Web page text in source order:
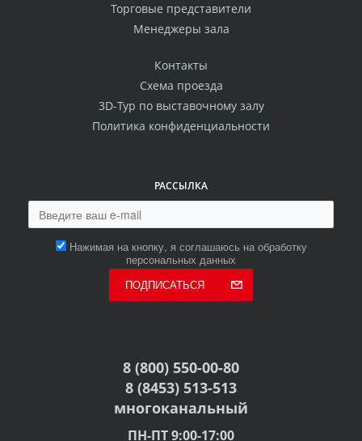
Торговые представители
Менеджеры зала
Контакты
Схема проезда
3D-Тур по выставочному залу
Политика конфиденциальности
РАССЫЛКА
Нажимая на кнопку, я соглашаюсь на обработку
персональных данных
ПОДПИСАТЬСЯ
8 (800) 550-00-80
8 (8453) 513-513
многоканальный
ПН-ПТ 9:00-17:00